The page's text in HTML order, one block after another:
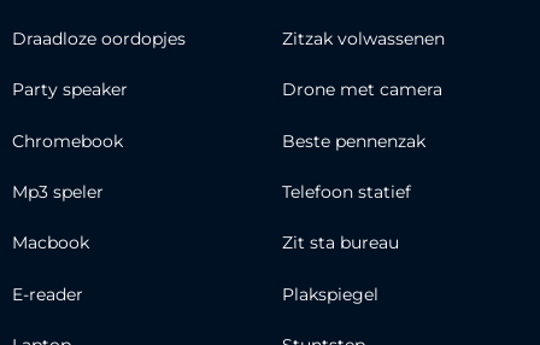
Draadloze oordopjes
Party speaker
Chromebook
Mp3 speler
Macbook
E-reader
Zitzak volwassenen
Drone met camera
Beste pennenzak
Telefoon statief
Zit sta bureau
Plakspiegel